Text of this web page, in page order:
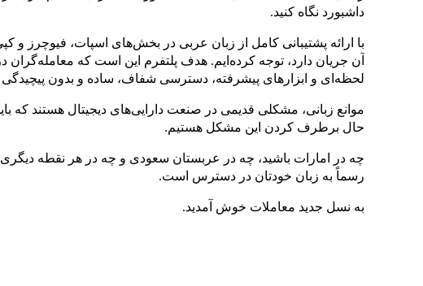
داشبورد نگاه کنید.
با ارائه پشتیبانی کامل از زبان عربی در بخش‌های اسپات، فیوچرز و
آن جریان دارد، توجه کرده‌ایم. هدف پلتفرم این است که معامله‌گران
لحظه‌ای و ابزارهای پیشرفته، دسترسی شفاف، ساده و بدون پیچیدگی
موانع زبانی، مشکلی قدیمی در صنعت دارایی‌های دیجیتال هستند که
حال برطرف کردن این مشکل هستیم.
چه در امارات باشید، چه در عربستان سعودی و چه در هر نقطه دیگری
رسماً به زبان خودتان در دسترس است.
به نسل جدید معاملات خوش آمدید.